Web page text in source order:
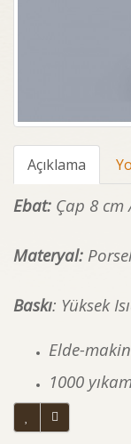
Açıklama
Ebat: Çap 8
Materyal:
Baskı: Yüksek
Elde-
1000